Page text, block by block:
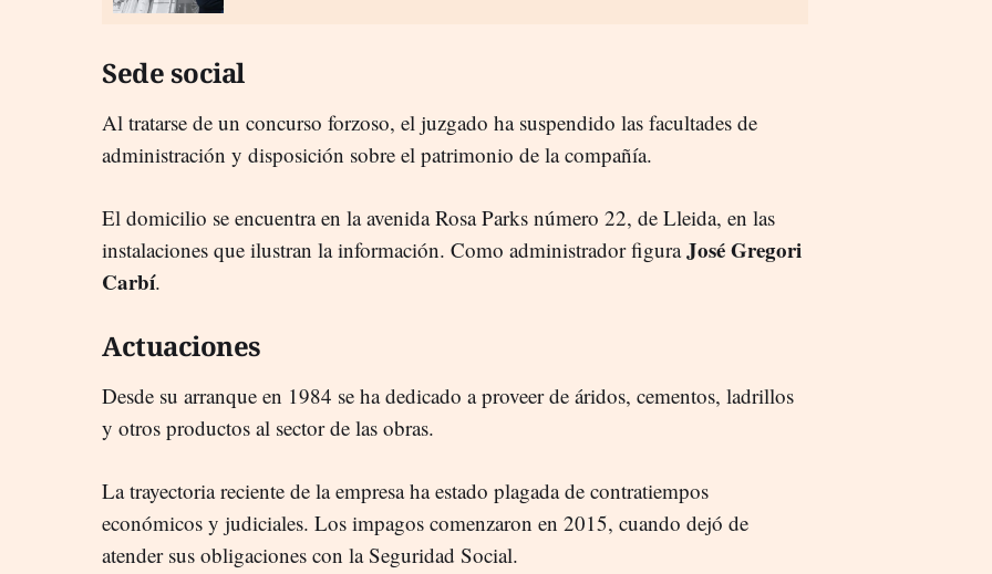
Sede social
Al tratarse de un concurso forzoso, el juzgado ha suspendido las facultades de
administración y disposición sobre el patrimonio de la compañía.
El domicilio se encuentra en la avenida Rosa Parks número 22, de Lleida, en las
instalaciones que ilustran la información. Como administrador figuraJosé Gregori
Carbí.
Actuaciones
Desde su arranque en 1984 se ha dedicado a proveer de áridos, cementos, ladrillos
y otros productos al sector de las obras.
La trayectoria reciente de la empresa ha estado plagada de contratiempos
económicos y judiciales. Los impagos comenzaron en 2015, cuando dejó de
atender sus obligaciones con la Seguridad Social.